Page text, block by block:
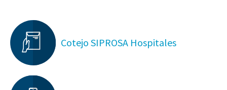
Cotejo SIPROSA Hospitales